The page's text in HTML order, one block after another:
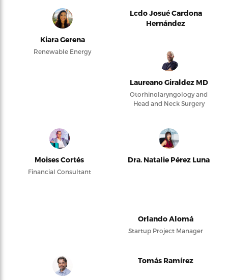
Kiara Gerena
Renewable Energy
Lcdo Josué Cardona
Hernández
Laureano Giraldez MD
Otorhinolaryngology and
Head and Neck Surgery
Moises Cortés
Financial Consultant
Dra. Natalie Pérez Luna
Orlando Alomá
Startup Project Manager
Tomás Ramírez